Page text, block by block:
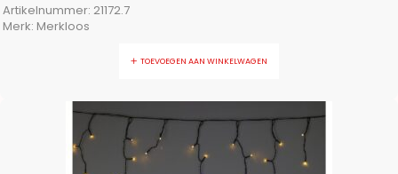
Artikelnummer: 21172.7
Merk: Merkloos
TOEVOEGEN AAN WINKELWAGEN